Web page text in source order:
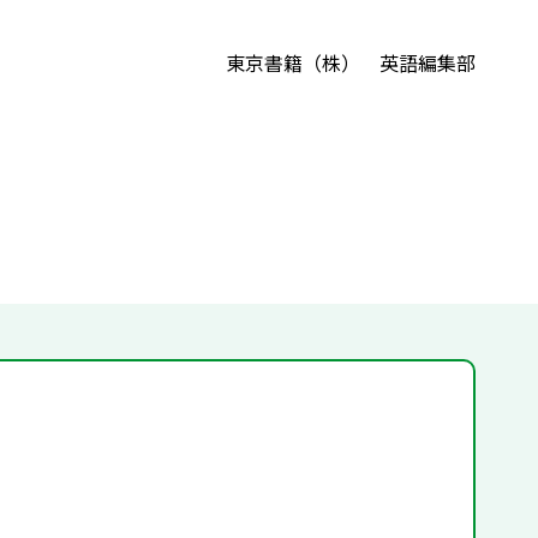
東京書籍（株） 英語編集部